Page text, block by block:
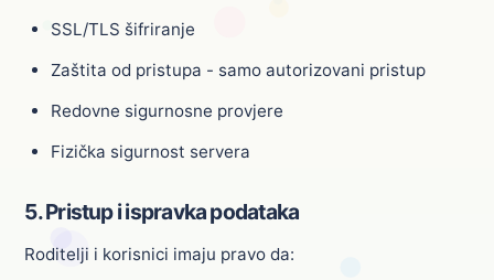
SSL/TLS šifriranje
Zaštita od pristupa - samo autorizovani pristup
Redovne sigurnosne provjere
Fizička sigurnost servera
5. Pristup i ispravka podataka
Roditelji i korisnici imaju pravo da: